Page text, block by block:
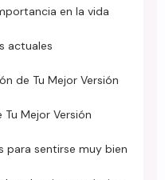
en la vida
actuales
de Tu Mejor Versión
Tu Mejor Versión
para sentirse muy bien